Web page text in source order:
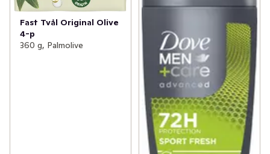
Fast Tvål Original Olive
4-p
360 g, Palmolive